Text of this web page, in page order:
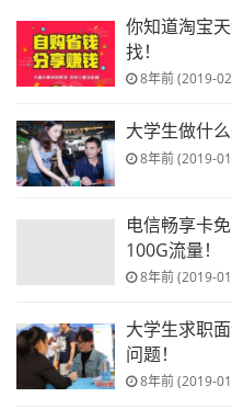
你知道淘宝
找！
8年前 (2019-
大学生做什
8年前 (2019-
电信畅享卡
100G流量！
8年前 (2019-
大学生求职
问题！
8年前 (2019-